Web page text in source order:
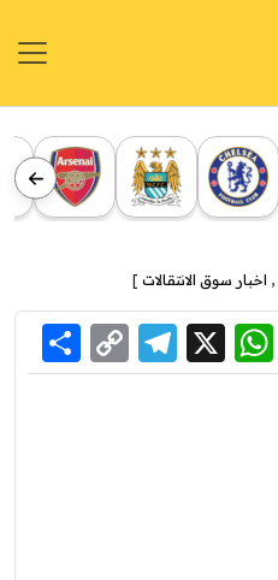
, اخبار سوق الانتقالات ]
Facebook
WhatsApp
X
Link